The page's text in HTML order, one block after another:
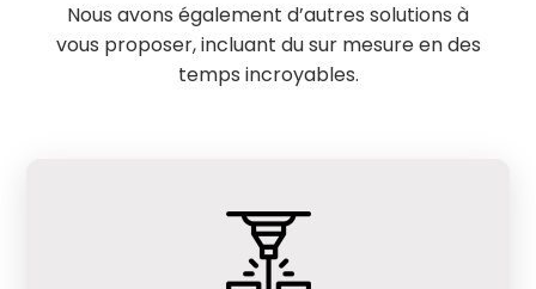
Nous avons également d’autres solutions à
vous proposer, incluant du sur mesure en des
temps incroyables.